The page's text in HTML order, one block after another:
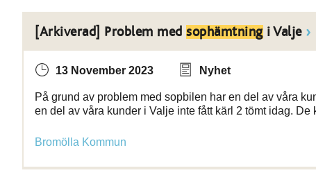
[Arkiverad] Problem med sophämtning i Valje
13 November 2023 Nyhet
På grund av problem med sopbilen har en del av våra
en del av våra kunder i Valje inte fått kärl 2 tömt idag. De
Bromölla Kommun